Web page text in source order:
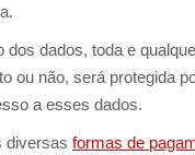
dos dados, toda e
ou não, será protegida
a esses dados.
diversas formas de